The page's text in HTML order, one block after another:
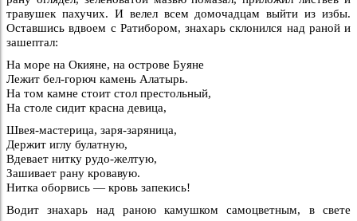
травушек пахучих. И велел всем домочадцам выйти из избы.
Оставшись вдвоем с Ратибором, знахарь склонился над раной и
зашептал:
На море на Окияне, на острове Буяне
Лежит бел-горюч камень Алатырь.
На том камне стоит стол престольный,
На столе сидит красна девица,
Швея-мастерица, заря-заряница,
Держит иглу булатную,
Вдевает нитку рудо-желтую,
Зашивает рану кровавую.
Нитка оборвись — кровь запекись!
Водит знахарь над раною камушком самоцветным, в свете